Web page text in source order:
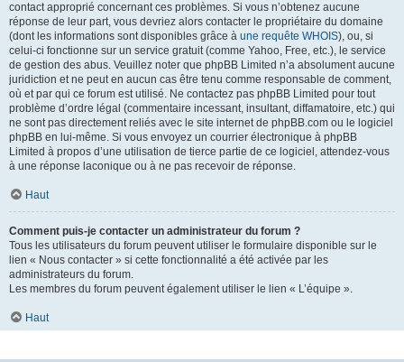
contact approprié concernant ces problèmes. Si vous n’obtenez aucune
réponse de leur part, vous devriez alors contacter le propriétaire du domaine
(dont les informations sont disponibles grâce à une requête WHOIS), ou, si
celui-ci fonctionne sur un service gratuit (comme Yahoo, Free, etc.), le service
de gestion des abus. Veuillez noter que phpBB Limited n’a absolument aucune
juridiction et ne peut en aucun cas être tenu comme responsable de comment,
où et par qui ce forum est utilisé. Ne contactez pas phpBB Limited pour tout
problème d’ordre légal (commentaire incessant, insultant, diffamatoire, etc.) qui
ne sont pas directement reliés avec le site internet de phpBB.com ou le logiciel
phpBB en lui-même. Si vous envoyez un courrier électronique à phpBB
Limited à propos d’une utilisation de tierce partie de ce logiciel, attendez-vous
à une réponse laconique ou à ne pas recevoir de réponse.
Haut
Comment puis-je contacter un administrateur du forum ?
Tous les utilisateurs du forum peuvent utiliser le formulaire disponible sur le
lien « Nous contacter » si cette fonctionnalité a été activée par les
administrateurs du forum.
Les membres du forum peuvent également utiliser le lien « L’équipe ».
Haut